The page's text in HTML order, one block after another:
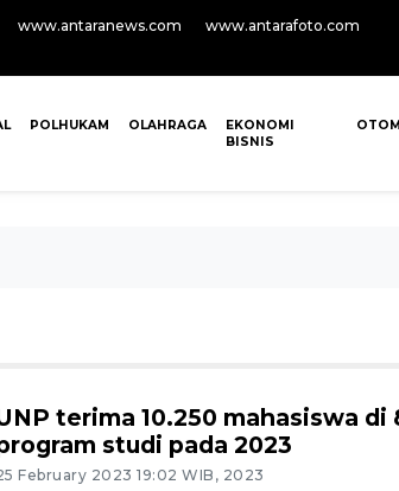
www.antaranews.com www.antarafoto.com
POLHUKAM OLAHRAGA
EKONOMI
BISNIS
terima 10.250 mahasiswa di
studi pada 2023
February 2023 19:02 WIB, 2023